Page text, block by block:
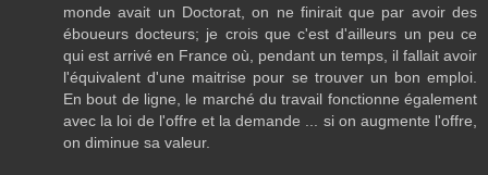
monde avait un Doctorat, on ne finirait que par avoir des
éboueurs docteurs; je crois que c'est d'ailleurs un peu ce
qui est arrivé en France où, pendant un temps, il fallait avoir
l'équivalent d'une maitrise pour se trouver un bon emploi.
En bout de ligne, le marché du travail fonctionne également
avec la loi de l'offre et la demande ... si on augmente l'offre,
on diminue sa valeur.